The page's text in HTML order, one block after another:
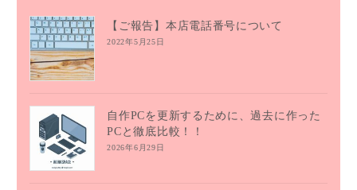
【ご報告】本店電話番号について
2022年5月25日
自作PCを更新するために、過去に作った
PCと徹底比較！！
2026年6月29日